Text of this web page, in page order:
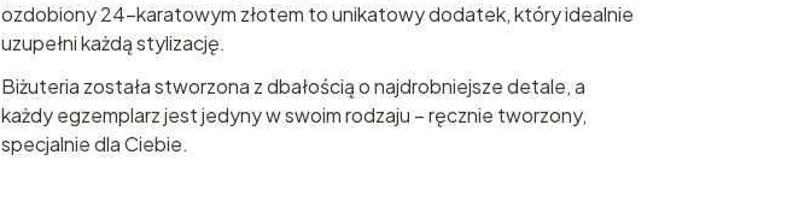
ozdobiony 24-karatowym złotem to unikatowy dodatek, który idealnie
uzupełni każdą stylizację.
Biżuteria została stworzona z dbałością o najdrobniejsze detale, a
każdy egzemplarz jest jedyny w swoim rodzaju – ręcznie tworzony,
specjalnie dla Ciebie.